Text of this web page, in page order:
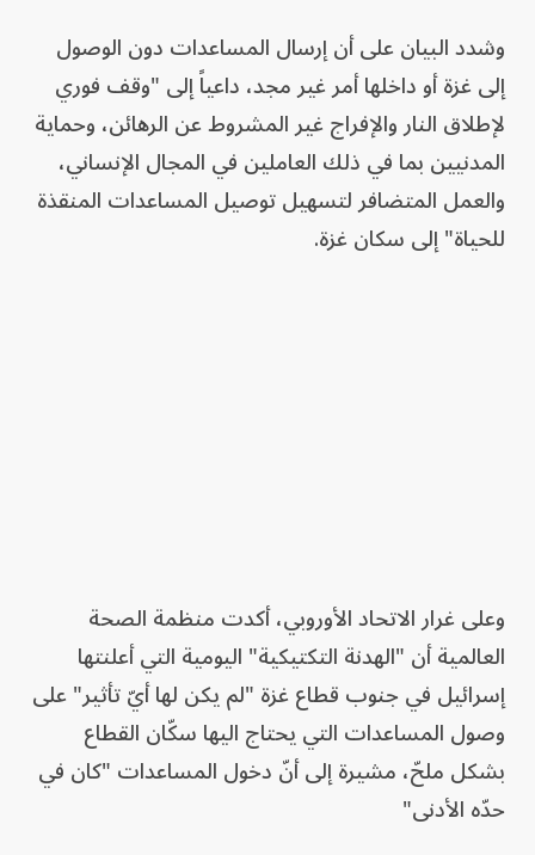
وشدد البيان على أن إرسال المساعدات دون الوصول
إلى غزة أو داخلها أمر غير مجد، داعياً إلى "وقف فوري
لإطلاق النار والإفراج غير المشروط عن الرهائن، وحماية
المدنيين بما في ذلك العاملين في المجال الإنساني،
والعمل المتضافر لتسهيل توصيل المساعدات المنقذة
للحياة" إلى سكان غزة.
وعلى غرار الاتحاد الأوروبي، أكدت منظمة الصحة
العالمية أن "الهدنة التكتيكية" اليومية التي أعلنتها
إسرائيل في جنوب قطاع غزة "لم يكن لها أيّ تأثير" على
وصول المساعدات التي يحتاج اليها سكّان القطاع
بشكل ملحّ، مشيرة إلى أنّ دخول المساعدات "كان في
حدّه الأدنى"